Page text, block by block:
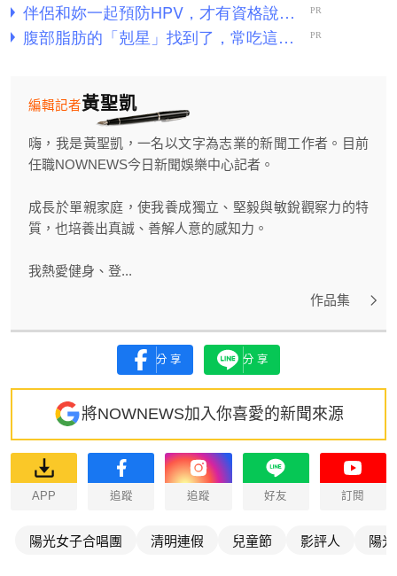
黃聖凱
編輯記者
嗨，我是黃聖凱，一名以文字為志業的新聞工作者。目前
任職NOWNEWS今日新聞娛樂中心記者。
成長於單親家庭，使我養成獨立、堅毅與敏銳觀察力的特
質，也培養出真誠、善解人意的感知力。
我熱愛健身、登...
作品集
分享 分享
將NOWNEWS加入你喜愛的新聞來源
APP 追蹤 追蹤 好友 訂閱
陽光女子合唱團 清明連假 兒童節 影評人 陽